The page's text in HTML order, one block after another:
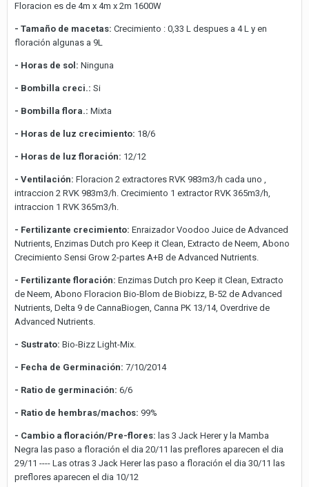
Floracion es de 4m x 4m x 2m 1600W
- Tamaño de macetas: Crecimiento : 0,33 L despues a 4 L y en
floración algunas a 9L
- Horas de sol: Ninguna
- Bombilla creci.: Si
- Bombilla flora.: Mixta
- Horas de luz crecimiento: 18/6
- Horas de luz floración: 12/12
- Ventilación: Floracion 2 extractores RVK 983m3/h cada uno ,
intraccion 2 RVK 983m3/h. Crecimiento 1 extractor RVK 365m3/h,
intraccion 1 RVK 365m3/h.
- Fertilizante crecimiento: Enraizador Voodoo Juice de Advanced
Nutrients, Enzimas Dutch pro Keep it Clean, Extracto de Neem, Abono
Crecimiento Sensi Grow 2-partes A+B de Advanced Nutrients.
- Fertilizante floración: Enzimas Dutch pro Keep it Clean, Extracto
de Neem, Abono Floracion Bio-Blom de Biobizz, B-52 de Advanced
Nutrients, Delta 9 de CannaBiogen, Canna PK 13/14, Overdrive de
Advanced Nutrients.
- Sustrato: Bio-Bizz Light-Mix.
- Fecha de Germinación: 7/10/2014
- Ratio de germinación: 6/6
- Ratio de hembras/machos: 99%
- Cambio a floración/Pre-flores: las 3 Jack Herer y la Mamba
Negra las paso a floración el dia 20/11 las preflores aparecen el dia
29/11 ---- Las otras 3 Jack Herer las paso a floración el dia 30/11 las
preflores aparecen el dia 10/12